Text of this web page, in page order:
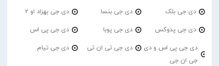
دی جی بلک دی جی بنسا دی جی بهزاد او 2
دی جی پدوکس دی جی پوبا دی جی پی اس
دی جی پی اس و دی
جی ان جی
دی جی تی ان تی دی جی تیام